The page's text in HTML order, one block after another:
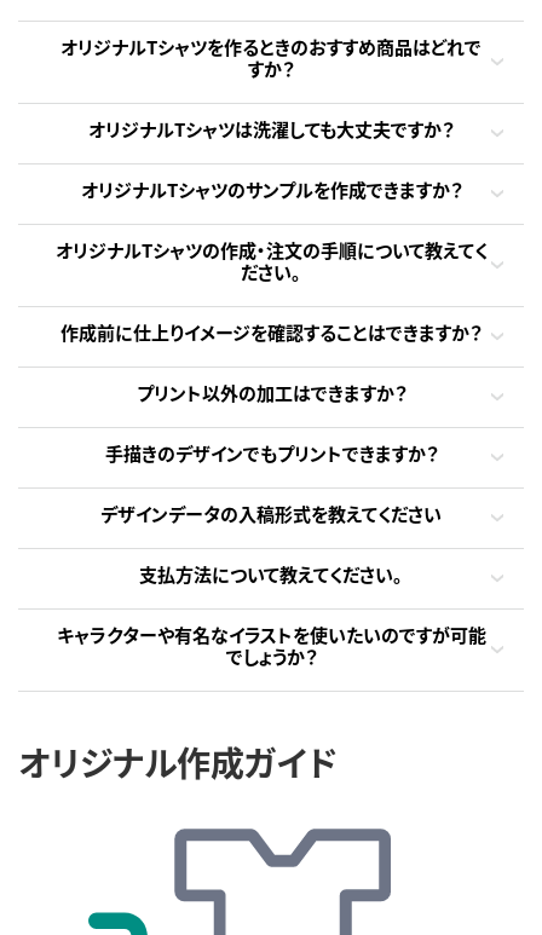
オリジナルTシャツを作るときのおすすめ商品はどれで
すか？
オリジナルTシャツは洗濯しても大丈夫ですか？
オリジナルTシャツのサンプルを作成できますか？
オリジナルTシャツの作成・注文の手順について教えてく
ださい。
作成前に仕上りイメージを確認することはできますか？
プリント以外の加工はできますか？
手描きのデザインでもプリントできますか？
デザインデータの入稿形式を教えてください
支払方法について教えてください。
キャラクターや有名なイラストを使いたいのですが可能
でしょうか？
オリジナル作成ガイド